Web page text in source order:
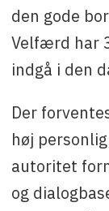
den gode
Velfærd har
indgå i den
Der
høj
autoritet
og